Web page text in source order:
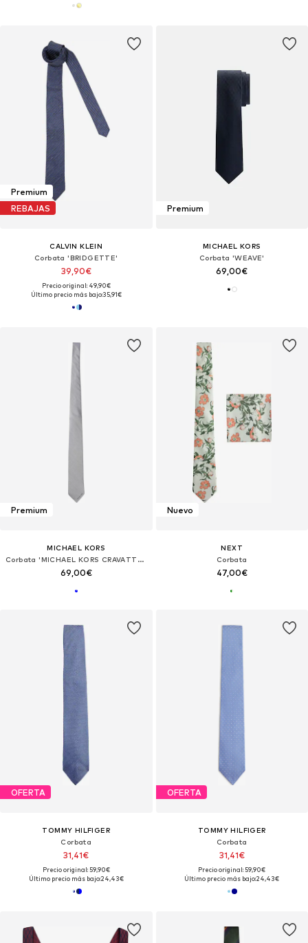
Premium
REBAJAS
CALVIN KLEIN
Corbata 'BRIDGETTE'
39,90€
Precio original: 49,90€
Último precio más bajo:35,91€
Premium
MICHAEL KORS
Corbata 'WEAVE'
69,00€
Premium
MICHAEL KORS
Corbata 'MICHAEL KORS CRAVATTA SILK LINEN BLEND CRAVATTA'
69,00€
Nuevo
NEXT
Corbata
47,00€
OFERTA
TOMMY HILFIGER
Corbata
31,41€
Precio original: 59,90€
Último precio más bajo:24,43€
OFERTA
TOMMY HILFIGER
Corbata
31,41€
Precio original: 59,90€
Último precio más bajo:24,43€